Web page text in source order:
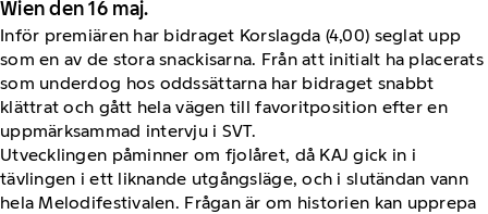
Wien den 16 maj.
Inför premiären har bidraget Korslagda (4,00) seglat upp
som en av de stora snackisarna. Från att initialt ha placerats
som underdog hos oddssättarna har bidraget snabbt
klättrat och gått hela vägen till favoritposition efter en
uppmärksammad intervju i SVT.
Utvecklingen påminner om fjolåret, då KAJ gick in i
tävlingen i ett liknande utgångsläge, och i slutändan vann
hela Melodifestivalen. Frågan är om historien kan upprepa